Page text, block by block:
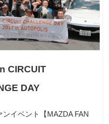
CIRCUIT
DAY
イベント【MAZDA FAN